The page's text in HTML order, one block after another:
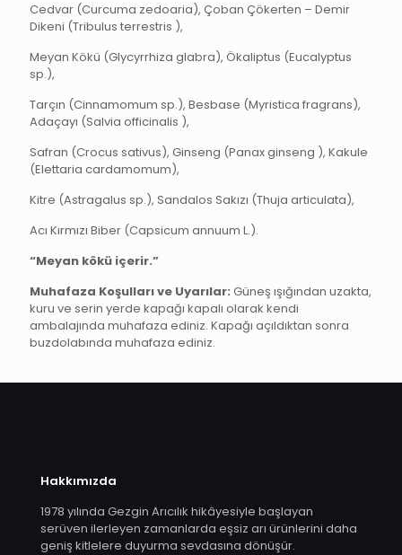
Cedvar (Curcuma zedoaria), Çoban Çökerten – Demir
Dikeni (Tribulus terrestris ),
Meyan Kökü (Glycyrrhiza glabra), Ökaliptus (Eucalyptus
sp.),
Tarçın (Cinnamomum sp.), Besbase (Myristica fragrans),
Adaçayı (Salvia officinalis ),
Safran (Crocus sativus), Ginseng (Panax ginseng ), Kakule
(Elettaria cardamomum),
Kitre (Astragalus sp.), Sandalos Sakızı (Thuja articulata),
Acı Kırmızı Biber (Capsicum annuum L.).
“Meyan kökü içerir.”
Muhafaza Koşulları ve Uyarılar: Güneş ışığından uzakta,
kuru ve serin yerde kapağı kapalı olarak kendi
ambalajında muhafaza ediniz. Kapağı açıldıktan sonra
buzdolabında muhafaza ediniz.
Hakkımızda
1978 yılında Gezgin Arıcılık hikâyesiyle başlayan
serüven ilerleyen zamanlarda eşsiz arı ürünlerini daha
geniş kitlelere duyurma sevdasına dönüşür.